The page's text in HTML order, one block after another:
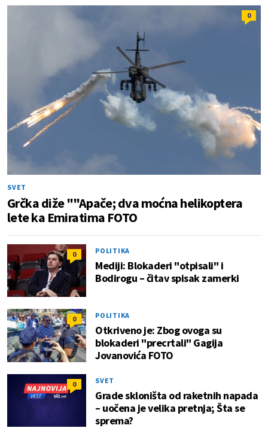
0
SVET
Grčka diže ""Apače; dva moćna helikoptera
lete ka Emiratima FOTO
0 POLITIKA
Mediji: Blokaderi "otpisali" i
Bodirogu – čitav spisak zamerki
0 POLITIKA
Otkriveno je: Zbog ovoga su
blokaderi "precrtali" Gagija
Jovanovića FOTO
0 SVET
Grade skloništa od raketnih napada
– uočena je velika pretnja; Šta se
sprema?